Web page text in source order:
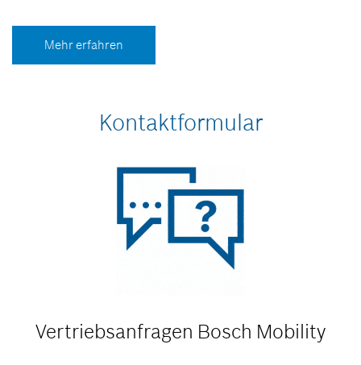
Mehr erfahren
Kontaktformular
Vertriebsanfragen Bosch Mobility